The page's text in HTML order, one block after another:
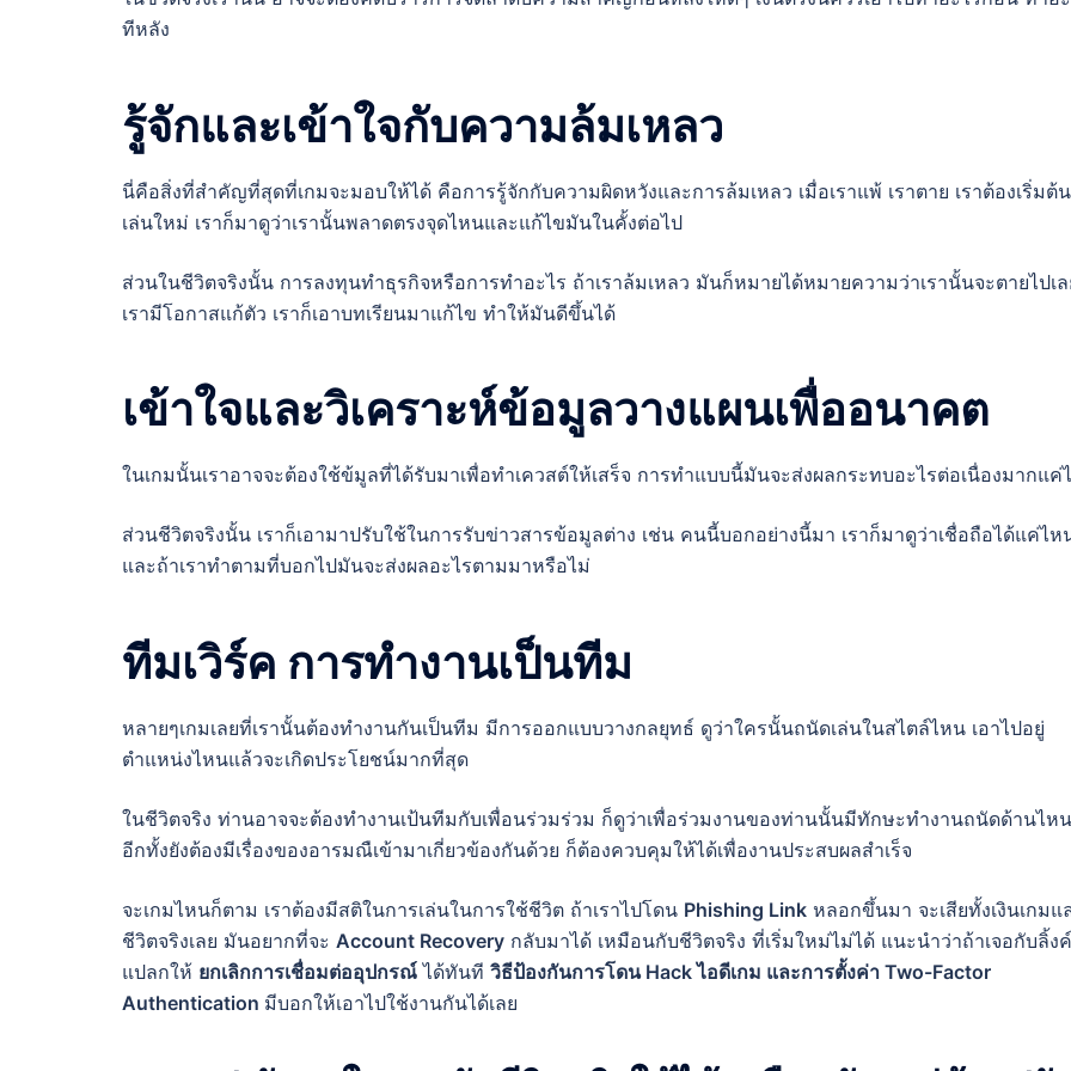
ทีหลัง
รู้จักและเข้าใจกับความล้มเหลว
นี่คือสิ่งที่สำคัญที่สุดที่เกมจะมอบให้ได้ คือการรู้จักกับความผิดหวังและการล้มเหลว เมื่อเราแพ้ เราตาย เราต้องเริ่มต้น
เล่นใหม่ เราก็มาดูว่าเรานั้นพลาดตรงจุดไหนและแก้ไขมันในคั้งต่อไป
ส่วนในชีวิตจริงนั้น การลงทุนทำธุรกิจหรือการทำอะไร ถ้าเราล้มเหลว มันก็หมายได้หมายความว่าเรานั้นจะตายไปเล
เรามีโอกาสแก้ตัว เราก็เอาบทเรียนมาแก้ไข ทำให้มันดีขึ้นได้
เข้าใจและวิเคราะห์ข้อมูลวางแผนเพื่ออนาคต
ในเกมนั้นเราอาจจะต้องใช้ข้มูลที่ได้รับมาเพื่อทำเควสต์ให้เสร็จ การทำแบบนี้มันจะส่งผลกระทบอะไรต่อเนื่องมากแค่
ส่วนชีวิตจริงนั้น เราก็เอามาปรับใช้ในการรับข่าวสารข้อมูลต่าง เช่น คนนี้บอกอย่างนี้มา เราก็มาดูว่าเชื่อถือได้แค่ไห
และถ้าเราทำตามที่บอกไปมันจะส่งผลอะไรตามมาหรือไม่
ทีมเวิร์ค การทำงานเป็นทีม
หลายๆเกมเลยที่เรานั้นต้องทำงานกันเป็นทีม มีการออกแบบวางกลยุทธ์ ดูว่าใครนั้นถนัดเล่นในสไตล์ไหน เอาไปอยู่
ตำแหน่งไหนแล้วจะเกิดประโยชน์มากที่สุด
ในชีวิตจริง ท่านอาจจะต้องทำงานเป้นทีมกับเพื่อนร่วมร่วม ก็ดูว่าเพื่อร่วมงานของท่านนั้นมีทักษะทำงานถนัดด้านไหน
อีกทั้งยังต้องมีเรื่องของอารมณืเข้ามาเกี่ยวข้องกันด้วย ก็ต้องควบคุมให้ได้เพื่องานประสบผลสำเร็จ
จะเกมไหนก็ตาม เราต้องมีสติในการเล่นในการใช้ชีวิต ถ้าเราไปโดน Phishing Link หลอกขึ้นมา จะเสียทั้งเงินเกมแ
ชีวิตจริงเลย มันอยากที่จะ Account Recovery กลับมาได้ เหมือนกับชีวิตจริง ที่เริ่มใหม่ไม่ได้ แนะนำว่าถ้าเจอกับลิ้งค์
แปลกให้ ยกเลิกการเชื่อมต่ออุปกรณ์ ได้ทันที วิธีป้องกันการโดน Hack ไอดีเกม และการตั้งค่า Two-Factor
Authentication มีบอกให้เอาไปใช้งานกันได้เลย